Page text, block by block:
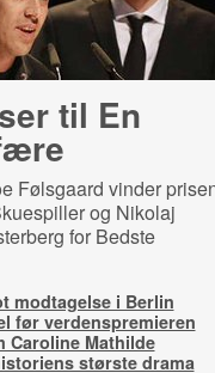
til En
Følsgaard vinder
og Nikolaj
for Bedste
modtagelse i Berlin
før verdenspremieren
Caroline Mathilde
største drama